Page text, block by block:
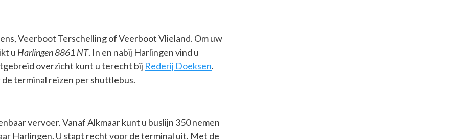
Veerboot Terschelling of Veerboot Vlieland. Om uw
u Harlingen 8861 NT. In en nabij Harlingen vind u
overzicht kunt u terecht bij Rederij Doeksen.
terminal reizen per shuttlebus.
vervoer. Vanaf Alkmaar kunt u buslijn 350 nemen
Harlingen. U stapt recht voor de terminal uit. Met de